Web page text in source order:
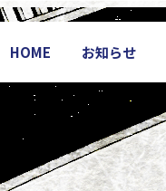
HOME お知らせ